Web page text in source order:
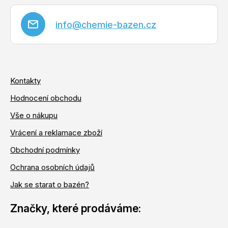
info@chemie-bazen.cz
Kontakty
Hodnocení obchodu
Vše o nákupu
Vrácení a reklamace zboží
Obchodní podmínky
Ochrana osobních údajů
Jak se starat o bazén?